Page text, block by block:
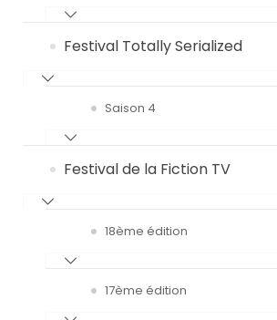
Festival Totally Serialized
Saison 4
Festival de la Fiction TV
18ème édition
17ème édition